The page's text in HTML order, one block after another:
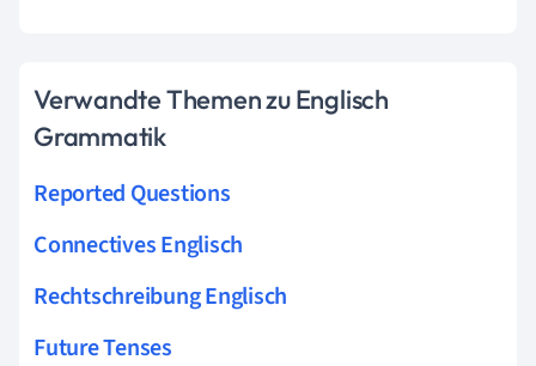
Verwandte Themen zu Englisch
Grammatik
Reported Questions
Connectives Englisch
Rechtschreibung Englisch
Future Tenses